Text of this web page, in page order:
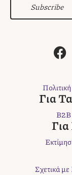
Subscribe
F
a
e
b
o
o
k
Για
Για
Σχετικά